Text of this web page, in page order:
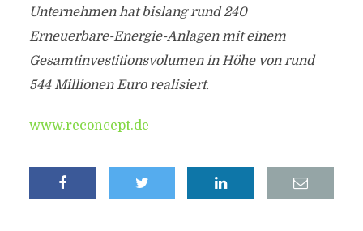
Unternehmen hat bislang rund 240
Erneuerbare-Energie-Anlagen mit einem
Gesamtinvestitionsvolumen in Höhe von rund
544 Millionen Euro realisiert.
www.reconcept.de